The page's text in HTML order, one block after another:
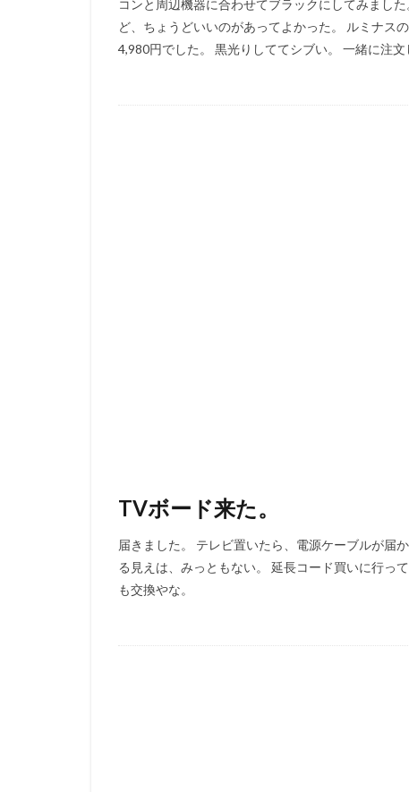
コンと周辺機器に合わせてブラックにしてみまし
ど、ちょうどいいのがあってよかった。 ルミナス
4,980円でした。 黒光りしててシブい。 一緒に注
TVボード来た。
届きました。 テレビ置いたら、電源ケーブルが届
る見えは、みっともない。 延長コード買いに行っ
も交換やな。